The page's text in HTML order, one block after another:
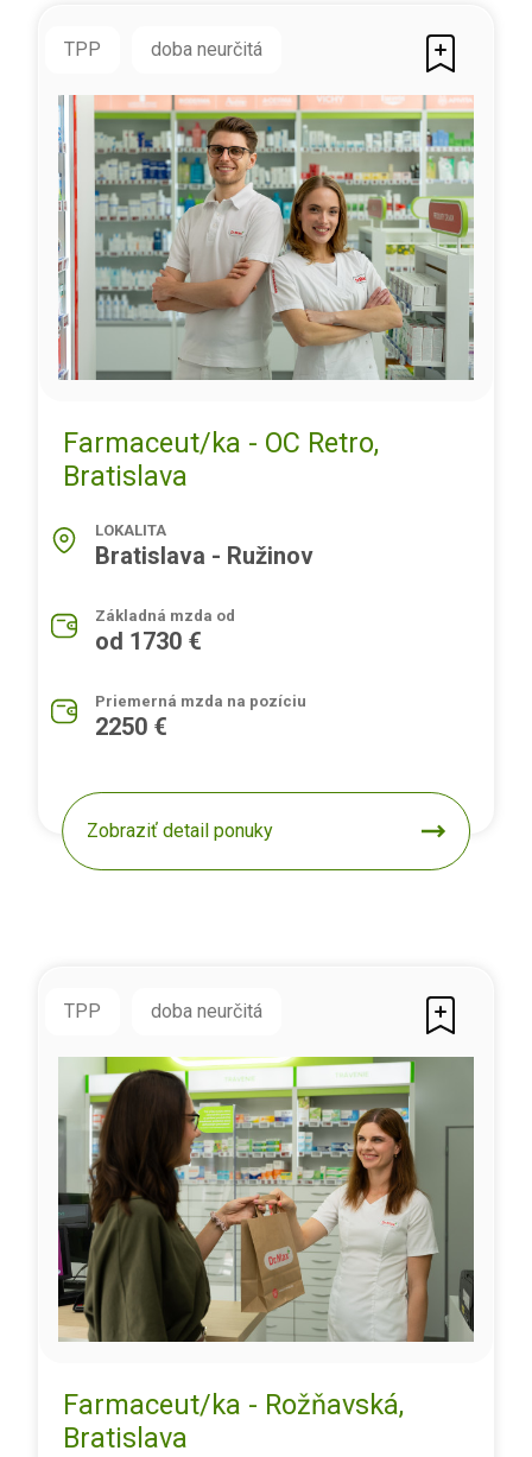
TPP doba neurčitá
Farmaceut/ka - OC Retro,
Bratislava
LOKALITA
Bratislava - Ružinov
Základná mzda od
od 1730 €
Priemerná mzda na pozíciu
2250 €
Zobraziť detail ponuky
TPP doba neurčitá
Farmaceut/ka - Rožňavská,
Bratislava